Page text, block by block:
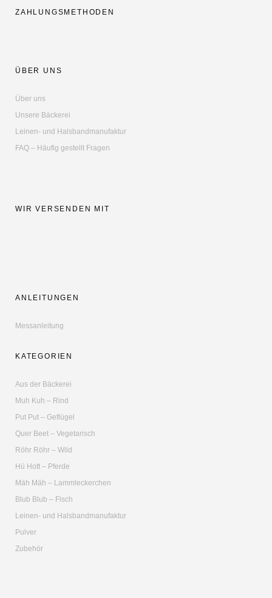
ZAHLUNGSMETHODEN
ÜBER UNS
Über uns
Unsere Bäckerei
Leinen- und Halsbandmanufaktur
FAQ – Häufig gestellt Fragen
WIR VERSENDEN MIT
ANLEITUNGEN
Messanleitung
KATEGORIEN
Aus der Bäckerei
Muh Kuh – Rind
Put Put – Geflügel
Quer Beet – Vegetarisch
Röhr Röhr – Wild
Hü Hott – Pferde
Mäh Mäh – Lammleckerchen
Blub Blub – Fisch
Leinen- und Halsbandmanufaktur
Pulver
Zubehör